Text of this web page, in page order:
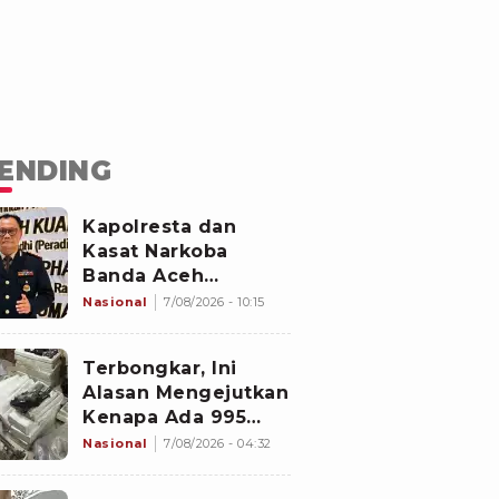
Kapolresta dan
Kasat Narkoba
Banda Aceh
Diperiksa
Nasional 7/08/2026 - 10:15
Terbongkar, Ini
Alasan Mengejutkan
Kenapa Ada 995
Senjata di Dalam
Nasional 7/08/2026 - 04:32